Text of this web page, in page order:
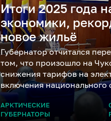
Итоги 2025 года
экономики,
новое жильё
Губернатор отчитался
том, что произошло на
снижения тарифов на
включения национального
АРКТИЧЕСКИЕ
ГУБЕРНАТОРЫ